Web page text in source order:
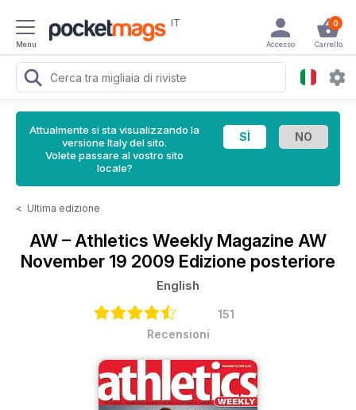
Menu
IT 0
Carrello
Accesso
Attualmente si sta visualizzando la
versione Italy del sito.
Volete passare al vostro sito
locale?
< Ultima edizione
AW – Athletics Weekly Magazine AW
November 19 2009 Edizione posteriore
English
151
Recensioni